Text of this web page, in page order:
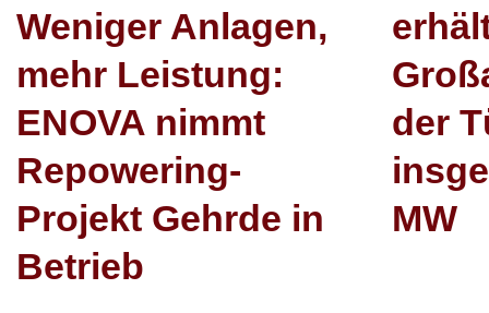
Weniger Anlagen,
mehr Leistung:
ENOVA nimmt
Repowering-
Projekt Gehrde in
Betrieb
der
MW